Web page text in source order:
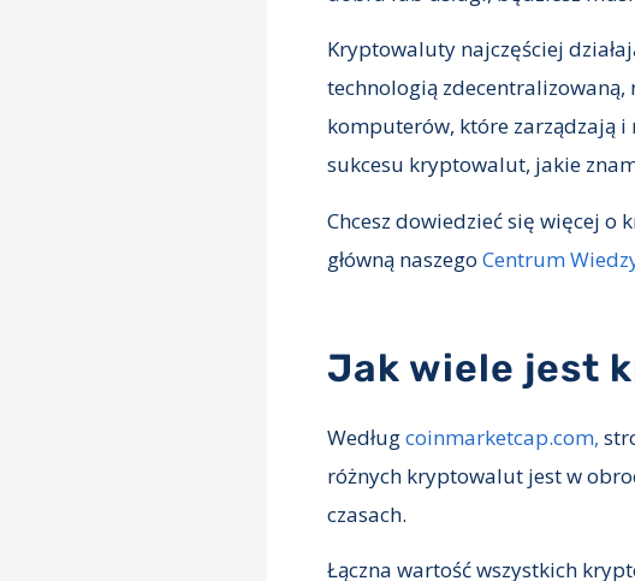
Kryptowaluty najczęściej
technologią zdecentralizowaną,
komputerów, które zarządzają i
sukcesu kryptowalut, jakie
Chcesz dowiedzieć się więcej
główną naszego Centrum
Jak wiele jest
Wedługcoinmarketcap.com,
różnych kryptowalut jest w
czasach.
Łączna wartość wszystkich